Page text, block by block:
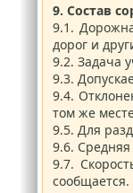
9. Состав
9.1.
дорог и
9.2. Задача
9.3.
9.4.
том же
9.5. Для
9.6.
9.7.
сообщается.